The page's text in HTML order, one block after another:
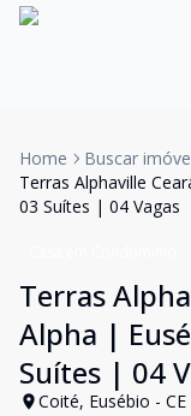
Home
Buscar
Terras Alphaville
03 Suítes | 04 Vagas
Terras
Alpha |
Suítes | 04
Coité, Eusébio - CE